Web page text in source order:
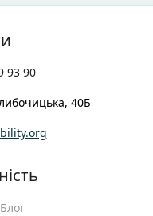
93 90
40Б
Блог